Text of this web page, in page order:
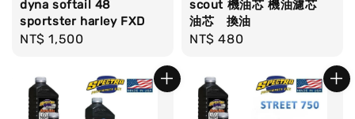
dyna softail 48
sportster harley FXD
Regular
NT$ 1,500
scout 機油芯 機油濾芯
油芯 換油
Regular
NT$ 480